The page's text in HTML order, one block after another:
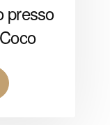
presso